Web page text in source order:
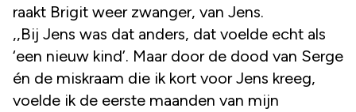
raakt Brigit weer zwanger, van Jens.
,,Bij Jens was dat anders, dat voelde echt als
‘een nieuw kind’. Maar door de dood van Serge
én de miskraam die ik kort voor Jens kreeg,
voelde ik de eerste maanden van mijn